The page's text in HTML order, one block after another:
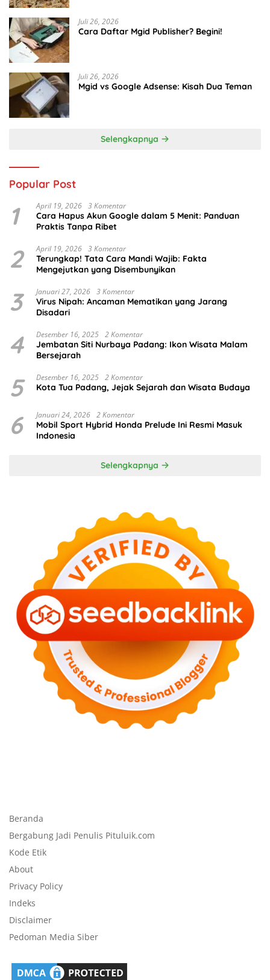
Juli 26, 2026
Cara Daftar Mgid Publisher? Begini!
Juli 26, 2026
Mgid vs Google Adsense: Kisah Dua Teman
Selengkapnya
Popular Post
1 April 19, 2026 3 Komentar
Cara Hapus Akun Google dalam 5 Menit: Panduan
Praktis Tanpa Ribet
2 April 19, 2026 3 Komentar
Terungkap! Tata Cara Mandi Wajib: Fakta
Mengejutkan yang Disembunyikan
3 Januari 27, 2026 3 Komentar
Virus Nipah: Ancaman Mematikan yang Jarang
Disadari
4 Desember 16, 2025 2 Komentar
Jembatan Siti Nurbaya Padang: Ikon Wisata Malam
Bersejarah
5 Desember 16, 2025 2 Komentar
Kota Tua Padang, Jejak Sejarah dan Wisata Budaya
6 Januari 24, 2026 2 Komentar
Mobil Sport Hybrid Honda Prelude Ini Resmi Masuk
Indonesia
Selengkapnya
Beranda
Bergabung Jadi Penulis Pituluik.com
Kode Etik
About
Privacy Policy
Indeks
Disclaimer
Pedoman Media Siber